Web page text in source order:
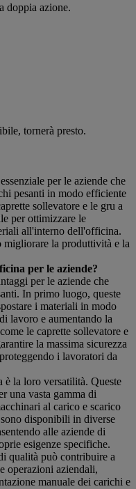
doppia azione.
tornerà presto.
per le aziende che
pesanti in modo efficiente
sollevatore e le gru a
per ottimizzare le
all'interno dell'officina.
migliorare la produttività e la
per le aziende?
per le aziende che
In primo luogo, queste
i materiali in modo
lavoro e aumentando la
le caprette sollevatore e
la massima sicurezza
i lavoratori da
la loro versatilità. Queste
una vasta gamma di
al carico e scarico
disponibili in diverse
alle aziende di
esigenze specifiche.
qualità può contribuire a
operazioni aziendali,
manuale dei carichi e